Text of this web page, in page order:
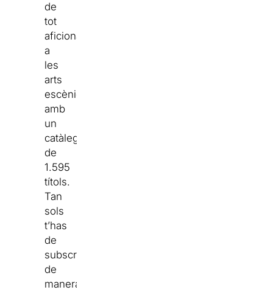
de
tot
aficionat
a
les
arts
escèniques
amb
un
catàleg
de
1.595
títols.
Tan
sols
t’has
de
subscriure’t,
de
manera